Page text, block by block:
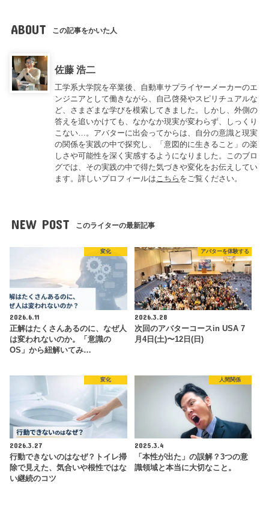
ABOUT この記事をかいた人
佐藤 浩二
工学系大学院を卒業後、自動車サプライヤーメーカーのエ
ンジニアとして働きながら、自己啓発やスピリチュアルな
ど、さまざまな学びを模索してきました。しかし、外側の
答えを追いかけても、なかなか現実が変わらず、しっくり
こない…。アバターに出会ってからは、自分の意識と現実
の関係を実践の中で探究し、「意図的に生きること」の楽
しさや可能性を深く実感するようになりました。このブロ
グでは、その実践の中で得た気づきや変化をお伝えしてい
ます。詳しいプロフィールは こちら をご覧ください。
NEW POST このライターの最新記事
変化
2026.6.11
正解はたくさんあるのに、なぜ人
は変われないのか。「意識の
OS」から紐解いてみ…
アバターを体験する
2026.3.28
次回のアバターコースin USA 7
月4日(土)〜12日(日)
変化
2026.3.27
行動できないのはなぜ？トイレ掃
除で見えた、気合いや根性ではな
い継続のコツ
人間関係
2025.3.4
「本性が出た」の誤解？3つの意
識領域と本当に大切なこと。